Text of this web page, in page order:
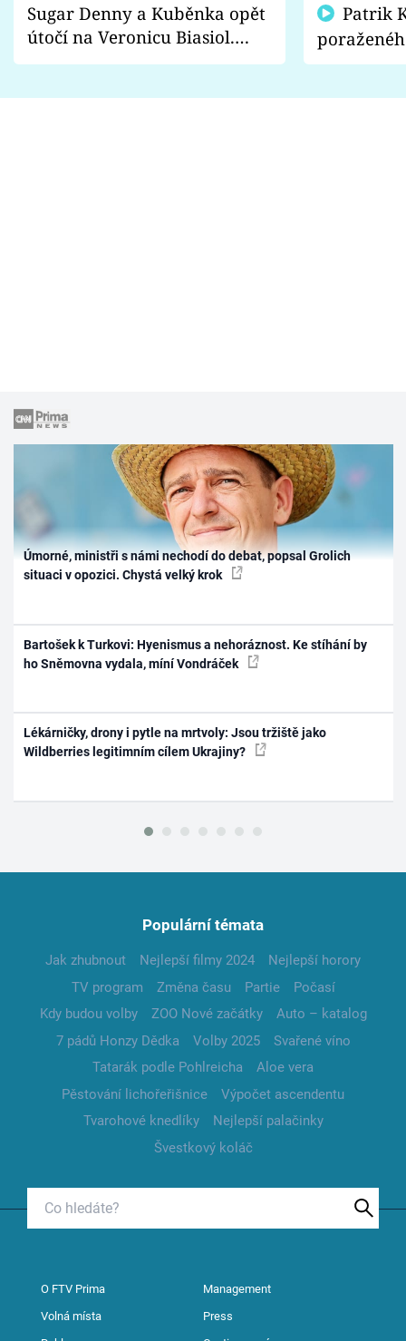
Sugar Denny a Kuběnka opět
útočí na Veronicu Biasiol.
Proč je podle nich falešná a
fanoušci
Úmorné, ministři s námi nechodí do debat, popsal Grolich
situaci v opozici. Chystá velký krok
Bartošek k Turkovi: Hyenismus a nehoráznost. Ke stíhání by
ho Sněmovna vydala, míní Vondráček
Lékárničky, drony i pytle na mrtvoly: Jsou tržiště jako
Wildberries legitimním cílem Ukrajiny?
Populární témata
Jak zhubnout Nejlepší filmy 2024
Nejlepší horory
TV program
Změna času Partie
Počasí
Kdy budou volby
ZOO Nové začátky
Auto – katalog
7 pádů Honzy Dědka
Volby 2025
Svařené víno
Tatarák podle Pohlreicha
Aloe vera
Pěstování lichořeřišnice
Výpočet ascendentu
Tvarohové knedlíky
Nejlepší palačinky
Švestkový koláč
O FTV Prima Management
Volná místa Press